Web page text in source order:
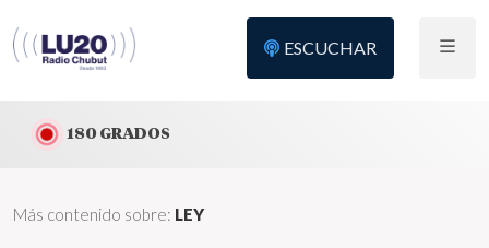
ESCUCHAR
180 GRADOS
Más contenido sobre: LEY